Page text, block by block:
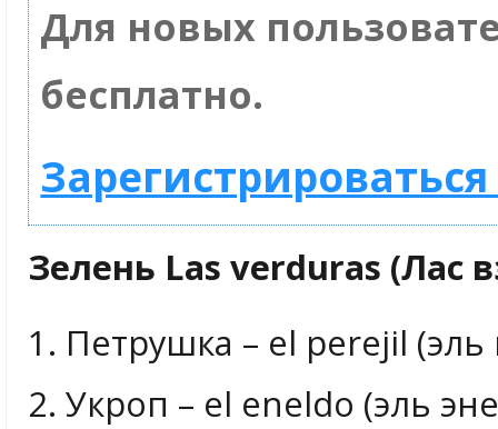
Для новых
бесплатно.
Зелень Las verduras (Лас
1. Петрушка – el perejil (эль
2. Укроп – el eneldo (эль